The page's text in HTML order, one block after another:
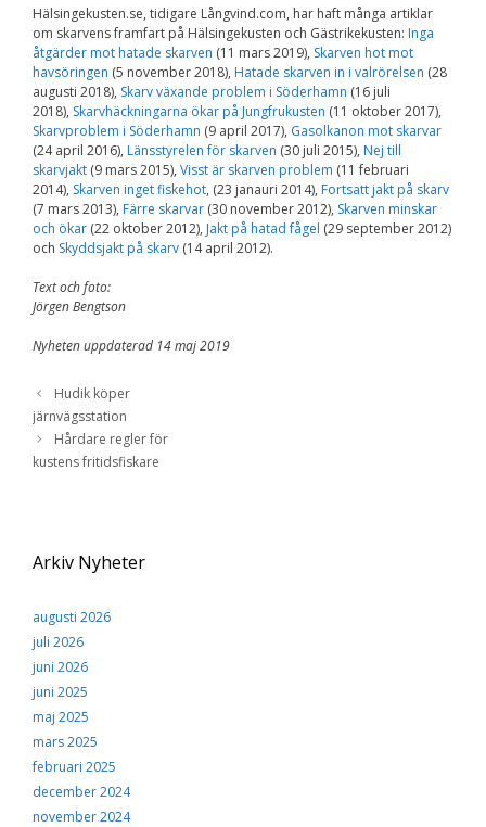
Hälsingekusten.se, tidigare Långvind.com, har haft många artiklar
om skarvens framfart på Hälsingekusten och Gästrikekusten: Inga
åtgärder mot hatade skarven (11 mars 2019), Skarven hot mot
havsöringen (5 november 2018), Hatade skarven in i valrörelsen (28
augusti 2018), Skarv växande problem i Söderhamn (16 juli
2018), Skarvhäckningarna ökar på Jungfrukusten (11 oktober 2017),
Skarvproblem i Söderhamn (9 april 2017), Gasolkanon mot skarvar
(24 april 2016), Länsstyrelen för skarven (30 juli 2015), Nej till
skarvjakt (9 mars 2015), Visst är skarven problem (11 februari
2014), Skarven inget fiskehot, (23 janauri 2014), Fortsatt jakt på skarv
(7 mars 2013), Färre skarvar (30 november 2012), Skarven minskar
och ökar (22 oktober 2012), Jakt på hatad fågel (29 september 2012)
och Skyddsjakt på skarv (14 april 2012).
Text och foto:
Jörgen Bengtson
Nyheten uppdaterad 14 maj 2019
Hudik köper
järnvägsstation
Hårdare regler för
kustens fritidsfiskare
Arkiv Nyheter
augusti 2026
juli 2026
juni 2026
juni 2025
maj 2025
mars 2025
februari 2025
december 2024
november 2024
kakorna
kommer viss
funktionalitet
att försvinna
från
hemsidan.
Marknadsföring
Genom att dela med
dig av dina intressen
och ditt beteende när